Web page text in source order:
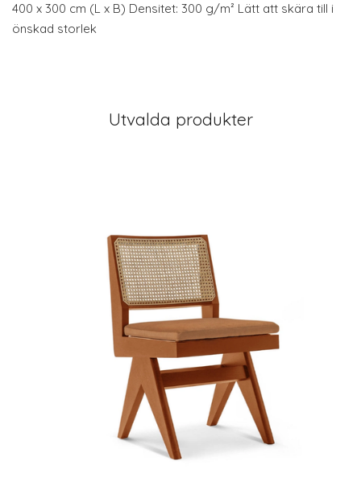
400 x 300 cm (L x B) Densitet: 300 g/m² Lätt att skära till i
önskad storlek
Utvalda produkter